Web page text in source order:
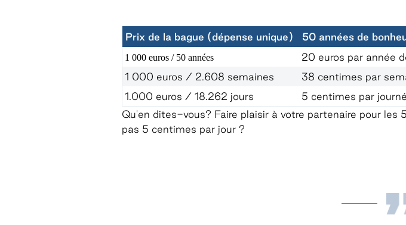
Prix de la bague (dépense unique) 50 années de
1 000 euros / 50 années
20 euros par année
1 000 euros / 2.608 semaines
38 centimes par
1.000 euros / 18.262 jours
5 centimes par
Qu'en dites-vous? Faire plaisir à votre partenaire pour les
pas 5 centimes par jour ?